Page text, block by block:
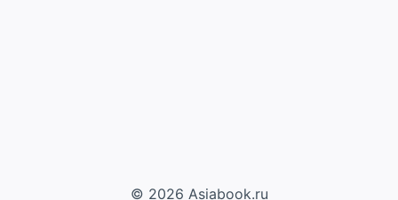
© 2026 Asiabook.ru